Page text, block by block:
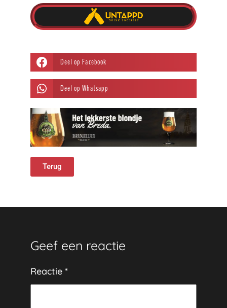
Deel op Facebook
Deel op Whatsapp
Terug
Geef een reactie
Reactie *